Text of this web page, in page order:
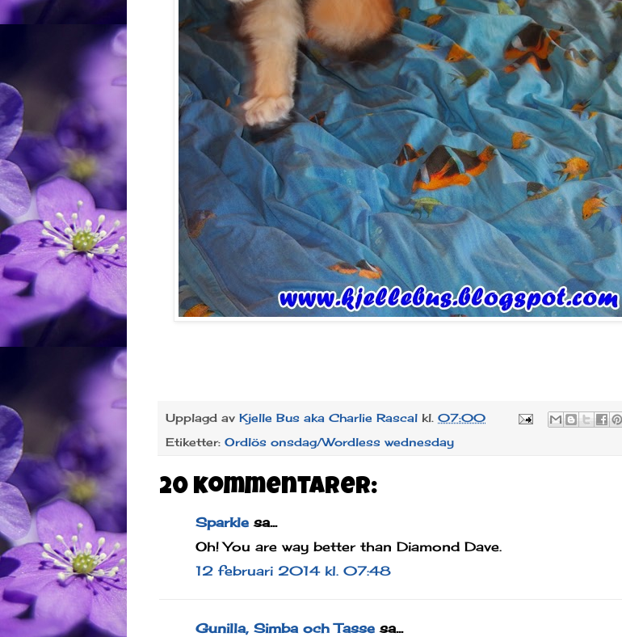
Upplagd av Kjelle Bus aka Charlie Rascal kl. 07:00
Etiketter: Ordlös onsdag/Wordless wednesday
20 kommentarer:
Sparkle sa...
Oh! You are way better than Diamond Dave.
12 februari 2014 kl. 07:48
Gunilla, Simba och Tasse sa...